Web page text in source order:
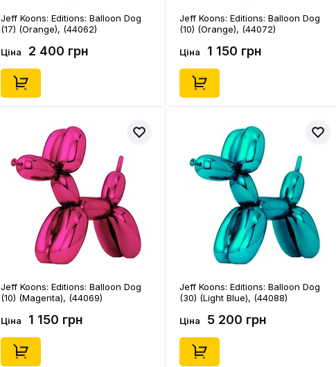
Jeff Koons: Editions: Balloon Dog
(17) (Orange), (44062)
Ціна 2 400 грн
Jeff Koons: Editions: Balloon Dog
(10) (Orange), (44072)
Ціна 1 150 грн
Jeff Koons: Editions: Balloon Dog
(10) (Magenta), (44069)
Ціна 1 150 грн
Jeff Koons: Editions: Balloon Dog
(30) (Light Blue), (44088)
Ціна 5 200 грн